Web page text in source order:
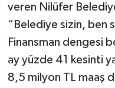
veren Nilüfer
“Belediye sizin, ben
Finansman dengesi
ay yüzde 41 kesinti
8,5 milyon TL maaş